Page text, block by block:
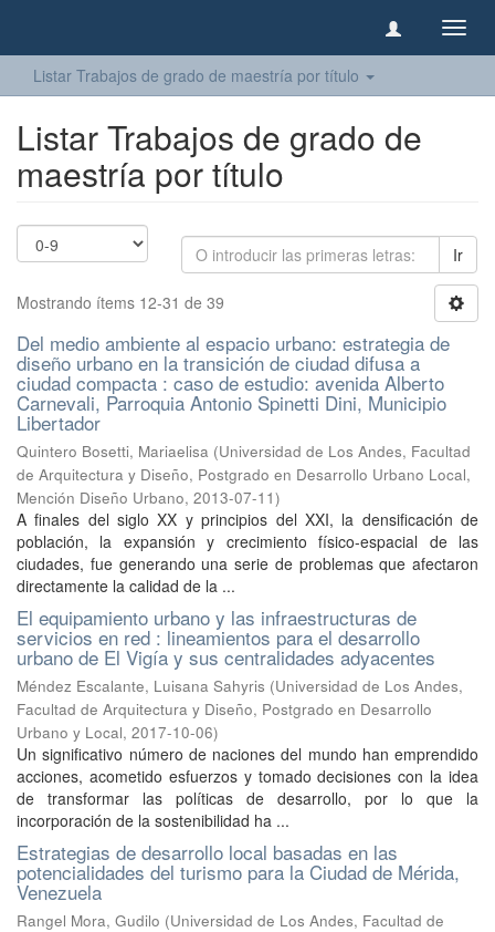
Listar Trabajos de grado de maestría por título
Listar Trabajos de grado de
maestría por título
Ir
Mostrando ítems 12-31 de 39
Del medio ambiente al espacio urbano: estrategia de
diseño urbano en la transición de ciudad difusa a
ciudad compacta : caso de estudio: avenida Alberto
Carnevali, Parroquia Antonio Spinetti Dini, Municipio
Libertador
Quintero Bosetti, Mariaelisa (Universidad de Los Andes, Facultad
de Arquitectura y Diseño, Postgrado en Desarrollo Urbano Local,
Mención Diseño Urbano, 2013-07-11)
A finales del siglo XX y principios del XXI, la densificación de
población, la expansión y crecimiento físico-espacial de las
ciudades, fue generando una serie de problemas que afectaron
directamente la calidad de la ...
El equipamiento urbano y las infraestructuras de
servicios en red : lineamientos para el desarrollo
urbano de El Vigía y sus centralidades adyacentes
Méndez Escalante, Luisana Sahyris (Universidad de Los Andes,
Facultad de Arquitectura y Diseño, Postgrado en Desarrollo
Urbano y Local, 2017-10-06)
Un significativo número de naciones del mundo han emprendido
acciones, acometido esfuerzos y tomado decisiones con la idea
de transformar las políticas de desarrollo, por lo que la
incorporación de la sostenibilidad ha ...
Estrategias de desarrollo local basadas en las
potencialidades del turismo para la Ciudad de Mérida,
Venezuela
Rangel Mora, Gudilo (Universidad de Los Andes, Facultad de